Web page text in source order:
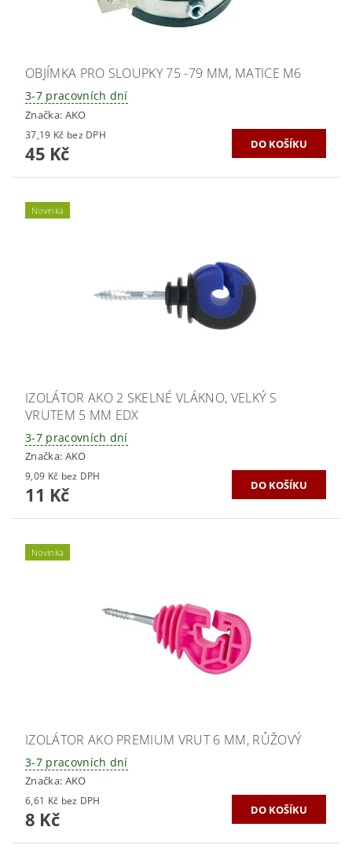
OBJÍMKA PRO SLOUPKY 75 -79 MM, MATICE M6
3-7 pracovních dní
Značka: AKO
37,19 Kč bez DPH
45 Kč
Novinka
IZOLÁTOR AKO 2 SKELNÉ VLÁKNO, VELKÝ S
VRUTEM 5 MM EDX
3-7 pracovních dní
Značka: AKO
9,09 Kč bez DPH
11 Kč
Novinka
IZOLÁTOR AKO PREMIUM VRUT 6 MM, RŮŽOVÝ
3-7 pracovních dní
Značka: AKO
6,61 Kč bez DPH
8 Kč